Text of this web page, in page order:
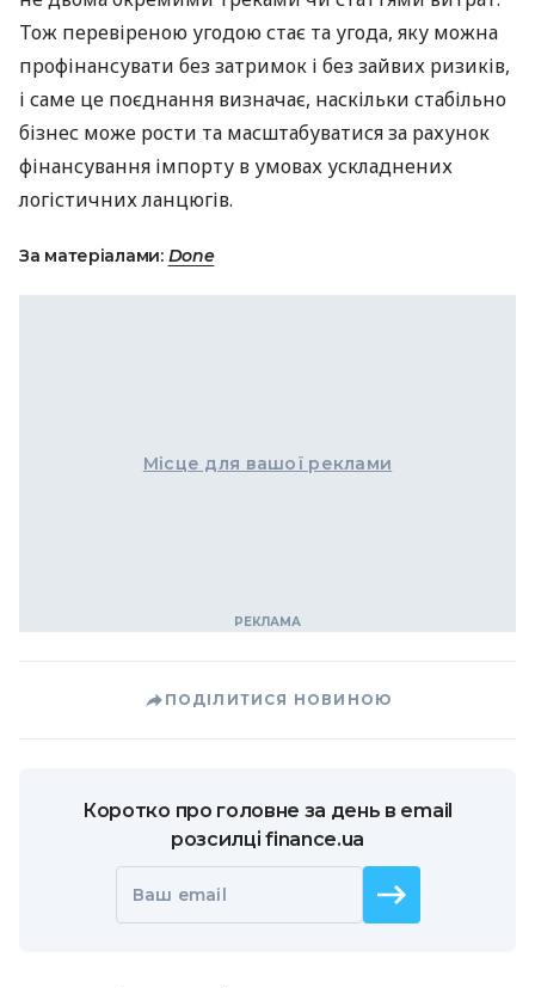
Тож перевіреною угодою стає та угода, яку можна
профінансувати без затримок і без зайвих ризиків,
і саме це поєднання визначає, наскільки стабільно
бізнес може рости та масштабуватися за рахунок
фінансування імпорту в умовах ускладнених
логістичних ланцюгів.
За матеріалами: Done
Місце для вашої реклами
ПОДІЛИТИСЯ НОВИНОЮ
Коротко про головне за день в email
розсилці finance.ua
Ваш email